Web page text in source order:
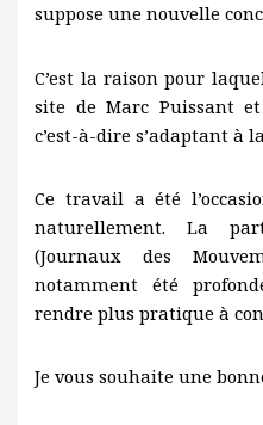
suppose une nouvelle
C’est la raison pour
site de Marc Puissant
c’est-à-dire s’adaptant à
Ce travail a été
naturellement. La
(Journaux des
notamment été
rendre plus pratique à
Je vous souhaite une